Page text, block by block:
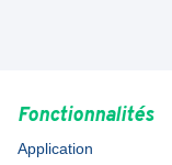
Fonctionnalités
Application